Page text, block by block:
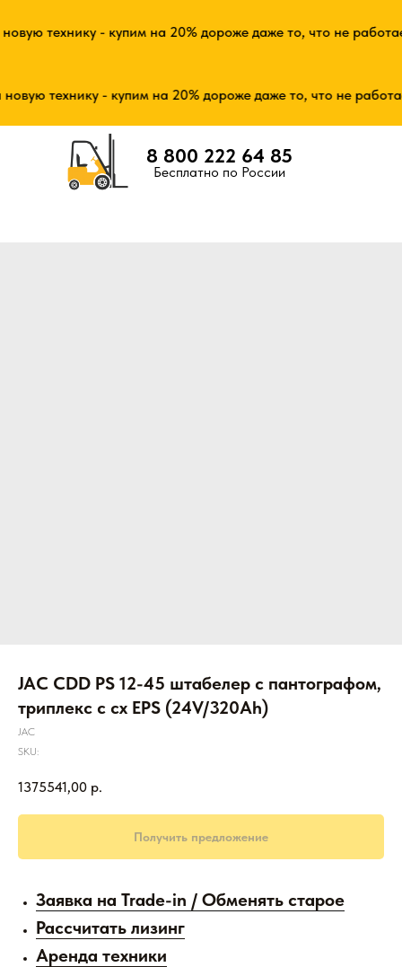
технику - купим на 20% дороже даже то, что не
технику - купим на 20% дороже даже то, что не
8 800 222 64 85
Бесплатно по России
JAC CDD PS 12-45 штабелер с пантографом,
триплекс с сх EPS (24V/320Ah)
JAC
SKU:
1375541,00 р.
Получить предложение
Заявка на Trade-in / Обменять старое
Рассчитать лизинг
Аренда техники